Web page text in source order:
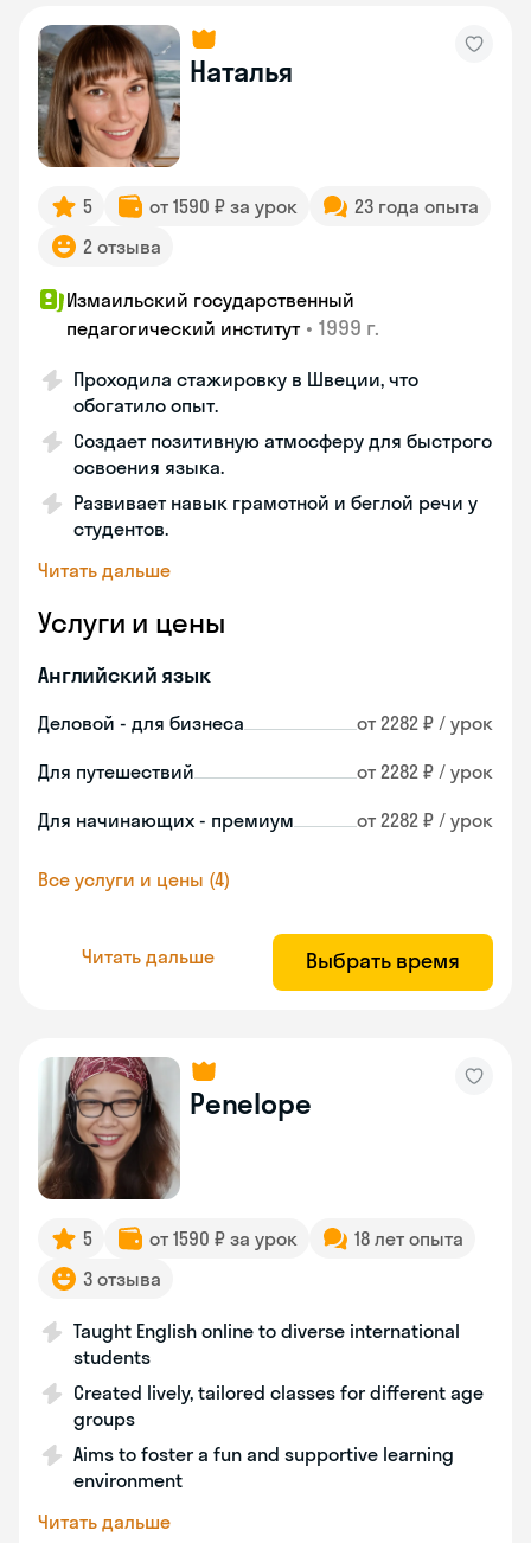
Наталья
5 от 1590 ₽ за урок
23 года опыта
2 отзыва
Измаильский государственный
педагогический институт • 1999 г.
Проходила стажировку в Швеции, что
обогатило опыт.
Создает позитивную атмосферу для быстрого
освоения языка.
Развивает навык грамотной и беглой речи у
студентов.
Читать дальше
Услуги и цены
Английский язык
Деловой - для бизнеса от 2282 ₽ / урок
Для путешествий от 2282 ₽ / урок
Для начинающих - премиум от 2282 ₽ / урок
Все услуги и цены (4)
Читать дальше Выбрать время
Penelope
5 от 1590 ₽ за урок
18 лет опыта
3 отзыва
Taught English online to diverse international
students
Created lively, tailored classes for different age
groups
Aims to foster a fun and supportive learning
environment
Читать дальше